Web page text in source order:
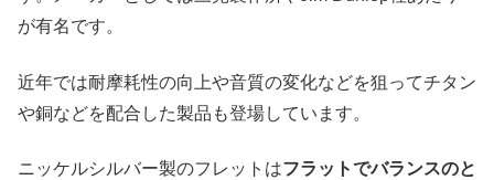
が有名です。
近年では耐摩耗性の向上や音質の変化などを狙ってチタン
や銅などを配合した製品も登場しています。
ニッケルシルバー製のフレットはフラットでバランスのと